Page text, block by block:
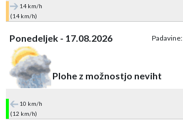
14 km/h
(14 km/h)
Ponedeljek - 17.08.2026 Padavine:
Plohe z možnostjo neviht
10 km/h
(12 km/h)